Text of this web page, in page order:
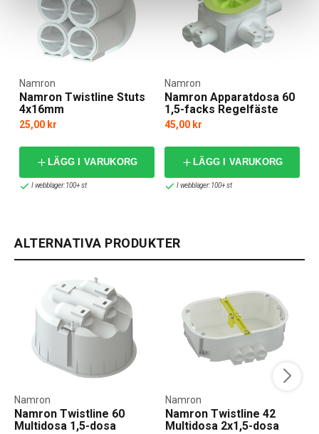
Namron Twistline Stuts
4x16mm
Namron
25,00 kr
LÄGG I VARUKORG
I webblager: 100+ st
Namron Apparatdosa 60
1,5-facks Regelfäste
Namron
45,00 kr
LÄGG I VARUKORG
I webblager: 100+ st
ALTERNATIVA PRODUKTER
Namron Twistline 60
Multidosa 1,5-dosa
Namron
Namron Twistline 42
Multidosa 2x1,5-dosa
Namron